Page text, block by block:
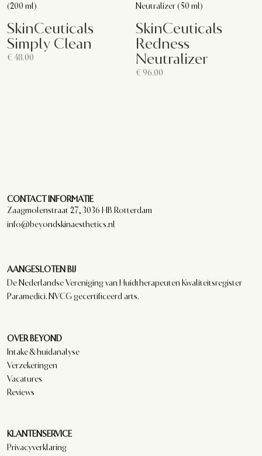
SkinCeuticals
Simply Clean
€48.00
SkinCeuticals
Redness
Neutralizer
€ 96.00
CONTACT INFORMATIE
Zaagmolenstraat 27, 3036 HB Rotterdam
info@beyondskinaesthetics.nl
AANGESLOTEN BIJ
De Nederlandse Vereniging van Huidtherapeuten Kwaliteitsregister
Paramedici. NVCG gecertificeerd arts.
OVER BEYOND
Intake & huidanalyse
Verzekeringen
Vacatures
Reviews
KLANTENSERVICE
Privacyverklaring